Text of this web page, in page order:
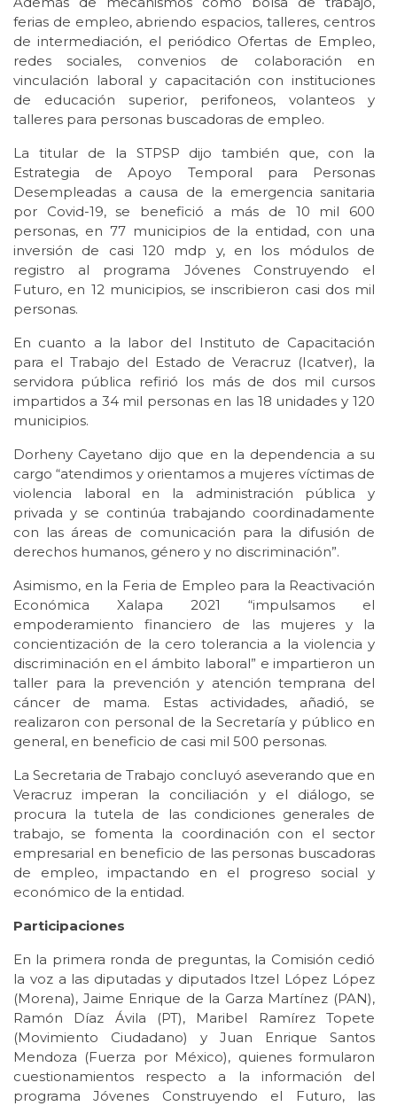
ferias de empleo, abriendo espacios, talleres, centros
de intermediación, el periódico Ofertas de Empleo,
redes sociales, convenios de colaboración en
vinculación laboral y capacitación con instituciones
de educación superior, perifoneos, volanteos y
talleres para personas buscadoras de empleo.
La titular de la STPSP dijo también que, con la
Estrategia de Apoyo Temporal para Personas
Desempleadas a causa de la emergencia sanitaria
por Covid-19, se benefició a más de 10 mil 600
personas, en 77 municipios de la entidad, con una
inversión de casi 120 mdp y, en los módulos de
registro al programa Jóvenes Construyendo el
Futuro, en 12 municipios, se inscribieron casi dos mil
personas.
En cuanto a la labor del Instituto de Capacitación
para el Trabajo del Estado de Veracruz (Icatver), la
servidora pública refirió los más de dos mil cursos
impartidos a 34 mil personas en las 18 unidades y 120
municipios.
Dorheny Cayetano dijo que en la dependencia a su
cargo “atendimos y orientamos a mujeres víctimas de
violencia laboral en la administración pública y
privada y se continúa trabajando coordinadamente
con las áreas de comunicación para la difusión de
derechos humanos, género y no discriminación”.
Asimismo, en la Feria de Empleo para la Reactivación
Económica Xalapa 2021 “impulsamos el
empoderamiento financiero de las mujeres y la
concientización de la cero tolerancia a la violencia y
discriminación en el ámbito laboral” e impartieron un
taller para la prevención y atención temprana del
cáncer de mama. Estas actividades, añadió, se
realizaron con personal de la Secretaría y público en
general, en beneficio de casi mil 500 personas.
La Secretaria de Trabajo concluyó aseverando que en
Veracruz imperan la conciliación y el diálogo, se
procura la tutela de las condiciones generales de
trabajo, se fomenta la coordinación con el sector
empresarial en beneficio de las personas buscadoras
de empleo, impactando en el progreso social y
económico de la entidad.
Participaciones
En la primera ronda de preguntas, la Comisión cedió
la voz a las diputadas y diputados Itzel López López
(Morena), Jaime Enrique de la Garza Martínez (PAN),
Ramón Díaz Ávila (PT), Maribel Ramírez Topete
(Movimiento Ciudadano) y Juan Enrique Santos
Mendoza (Fuerza por México), quienes formularon
cuestionamientos respecto a la información del
programa Jóvenes Construyendo el Futuro, las